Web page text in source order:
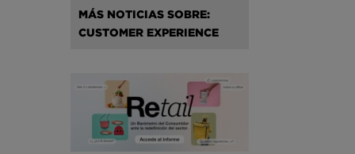
MÁS NOTICIAS SOBRE:
CUSTOMER EXPERIENCE